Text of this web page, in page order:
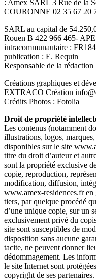
: Amex SARL 3 Rue de la
COURONNE 02 35 67 20
SARL au capital de
Rouen B 422 966 465-
intracommunautaire :
publication : E. Requin
Responsable de la
Créations graphiques et
EXTRACO Création
Crédits Photos : Fotolia
Droit de propriété
Les contenus (notamment
illustrations, logos,
disponibles sur le site
titre du droit d’auteur et
sont la propriété exclusive
copie, reproduction,
modification, diffusion,
www.amex-residences.fr en
tiers, par quelque procédé
d’une unique copie, sur un
exclusivement privé du
site sont susceptibles de
disposition sans aucune
tacite, ne peuvent donner
dédommagement. Les
le site Internet sont
copyright de ses partenaires.